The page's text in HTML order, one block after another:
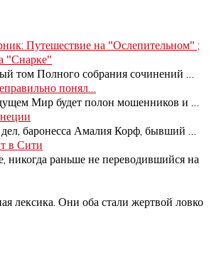
Путешествие на "Ослепительном" ;
"Снарке"
том Полного собрания сочинений
понял…
Мир будет полон мошенников и
баронесса Амалия Корф, бывший
в Сити
никогда раньше не переводившийся на
лексика. Они оба стали жертвой ловко